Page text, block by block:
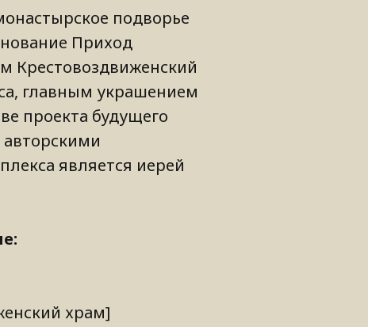
подворье
Приход
Крестовоздвиженский
главным украшением
проекта будущего
является иерей
храм]